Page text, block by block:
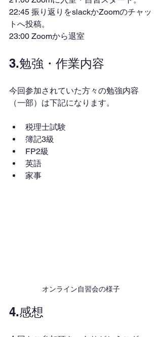
22:45 振り返りをslackかZoomのチャッ
トへ投稿。
23:00 Zoomから退室
3.勉強・作業内容
今回参加されていた方々の勉強内容
（一部）は下記になります。
税理士試験
簿記3級
FP2級
英語
家事
オンライン自習会の様子
4.感想